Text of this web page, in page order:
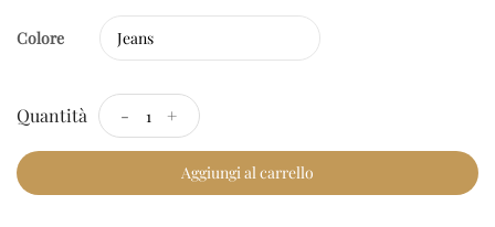
Colore
Quantità - +
Aggiungi al carrello